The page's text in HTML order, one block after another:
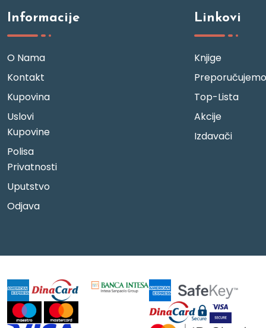
Informacije
O Nama
Kontakt
Kupovina
Uslovi
Kupovine
Polisa
Privatnosti
Uputstvo
Odjava
Linkovi
Knjige
Preporučujemo
Top-Lista
Akcije
Izdavači